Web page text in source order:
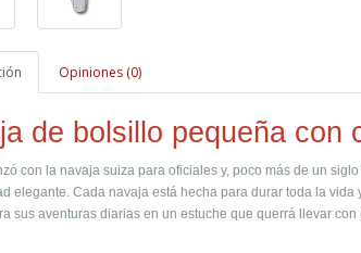
Opiniones (0)
de bolsillo pequeña con
con la navaja suiza para oficiales y, poco más de un
elegante. Cada navaja está hecha para durar toda la
sus aventuras diarias en un estuche que querrá llevar